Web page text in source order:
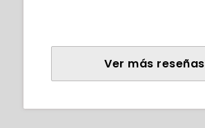
Ver más reseñas